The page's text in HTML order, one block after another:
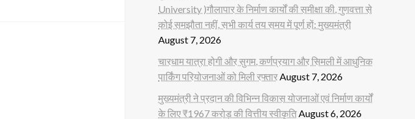
University )गौलापार के निर्माण कार्यों की समीक्षा की, गुणवत्ता से
कोई समझौता नहीं, सभी कार्य तय समय में पूर्ण हों: मुख्यमंत्री
August 7, 2026
चारधाम यात्रा होगी और सुगम, कर्णप्रयाग और सिमली में आधुनिक
पार्किंग परियोजनाओं को मिली रफ्तारAugust 7, 2026
मुख्यमंत्री ने प्रदान की विभिन्न विकास योजनाओं एवं निर्माण कार्यों
के लिए ₹1967 करोड़ की वित्तीय स्वीकृतिAugust 6, 2026